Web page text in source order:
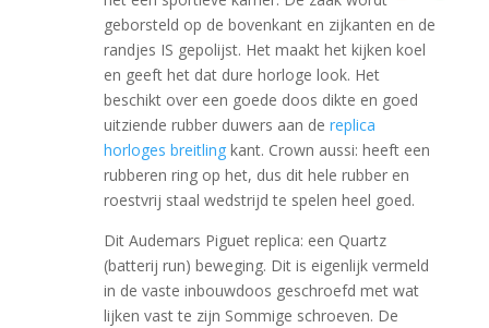
geborsteld op de bovenkant en zijkanten en de
randjes IS gepolijst. Het maakt het kijken koel
en geeft het dat dure horloge look. Het
beschikt over een goede doos dikte en goed
uitziende rubber duwers aan de replica
horloges breitlingkant. Crown aussi: heeft een
rubberen ring op het, dus dit hele rubber en
roestvrij staal wedstrijd te spelen heel goed.
Dit Audemars Piguet replica: een Quartz
(batterij run) beweging. Dit is eigenlijk vermeld
in de vaste inbouwdoos geschroefd met wat
lijken vast te zijn Sommige schroeven. De